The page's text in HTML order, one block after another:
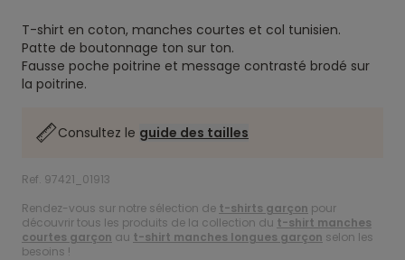
T-shirt en coton, manches courtes et col tunisien.
Patte de boutonnage ton sur ton.
Fausse poche poitrine et message contrasté brodé sur
la poitrine.
Consultez le guide des tailles
Ref. 97421_01913
Rendez-vous sur notre sélection de t-shirts garçon pour
découvrir tous les produits de la collection du t-shirt manches
courtes garçon au t-shirt manches longues garçon selon les
besoins !